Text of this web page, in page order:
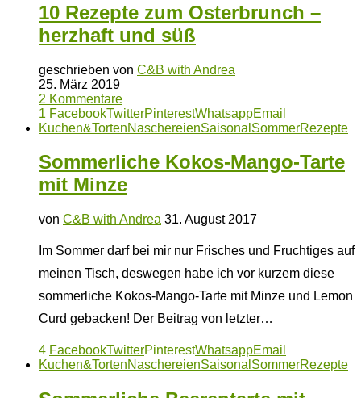
10 Rezepte zum Osterbrunch –
herzhaft und süß
geschrieben von C&B with Andrea
25. März 2019
2 Kommentare
1 FacebookTwitterPinterestWhatsappEmail
Kuchen&TortenNaschereienSaisonal SommerRezepte
Sommerliche Kokos-Mango-Tarte
mit Minze
von C&B with Andrea 31. August 2017
Im Sommer darf bei mir nur Frisches und Fruchtiges auf
meinen Tisch, deswegen habe ich vor kurzem diese
sommerliche Kokos-Mango-Tarte mit Minze und Lemon
Curd gebacken! Der Beitrag von letzter…
4 FacebookTwitterPinterestWhatsappEmail
Kuchen&TortenNaschereienSaisonal SommerRezepte